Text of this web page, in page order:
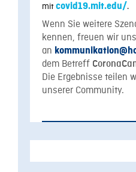
mitcovid19.mit.edu/.
Wenn Sie weitere
kennen, freuen wir
an
dem Betreff
Die Ergebnisse teilen
unserer Community.